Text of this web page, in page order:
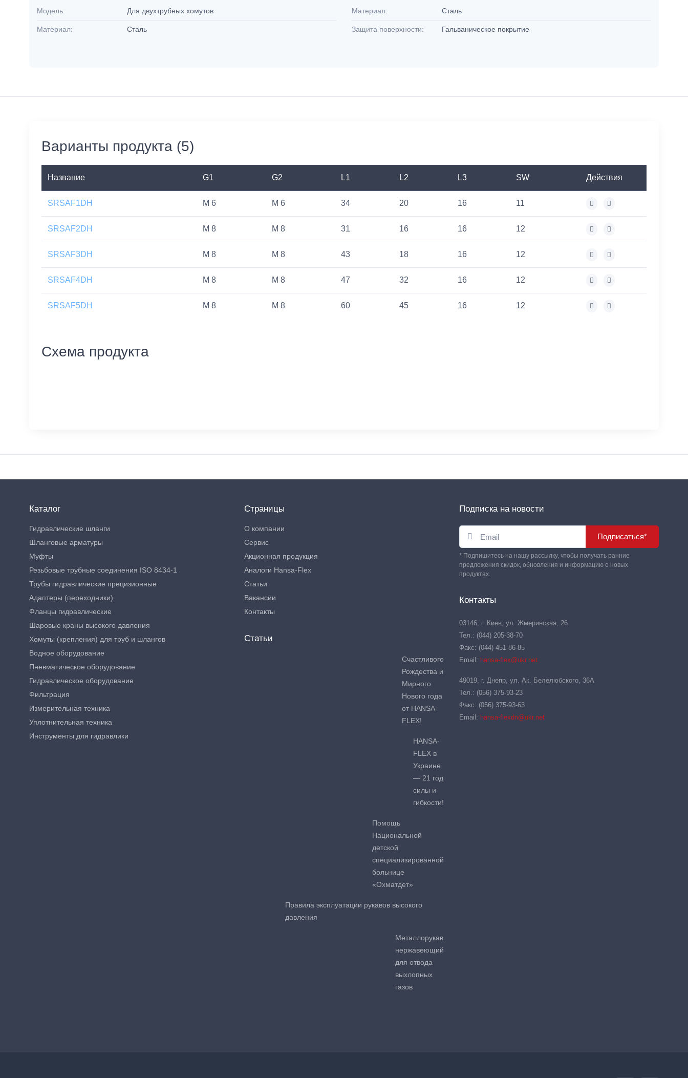
Модель: Для двухтрубных хомутов
Материал: Сталь
Материал: Сталь
Защита поверхности: Гальваническое покрытие
Варианты продукта (5)
Название G1 G2 L1 L2 L3 SW Действия
SRSAF1DH M 6 M 6 34 20 16 11
SRSAF2DH M 8 M 8 31 16 16 12
SRSAF3DH M 8 M 8 43 18 16 12
SRSAF4DH M 8 M 8 47 32 16 12
SRSAF5DH M 8 M 8 60 45 16 12
Схема продукта
Каталог
Гидравлические шланги
Шланговые арматуры
Муфты
Резьбовые трубные соединения ISO 8434-1
Трубы гидравлические прецизионные
Адаптеры (переходники)
Фланцы гидравлические
Шаровые краны высокого давления
Хомуты (крепления) для труб и шлангов
Водное оборудование
Пневматическое оборудование
Гидравлическое оборудование
Фильтрация
Измерительная техника
Уплотнительная техника
Инструменты для гидравлики
Страницы
О компании
Сервис
Акционная продукция
Аналоги Hansa-Flex
Статьи
Вакансии
Контакты
Статьи
Счастливого
Рождества и
Мирного
Нового года
от HANSA-
FLEX!
HANSA-
FLEX в
Украине
— 21 год
силы и
гибкости!
Помощь
Национальной
детской
специализированной
больнице
«Охматдет»
Правила эксплуатации рукавов высокого
давления
Металлорукав
нержавеющий
для отвода
выхлопных
газов
Подписка на новости
Подписаться*
* Подпишитесь на нашу рассылку, чтобы получать ранние
предложения скидок, обновления и информацию о новых
продуктах.
Контакты
03146, г. Киев, ул. Жмеринская, 26
Тел.: (044) 205-38-70
Факс: (044) 451-86-85
Email: hansa-flex@ukr.net
49019, г. Днепр, ул. Ак. Белелюбского, 36А
Тел.: (056) 375-93-23
Факс: (056) 375-93-63
Email: hansa-flexdn@ukr.net